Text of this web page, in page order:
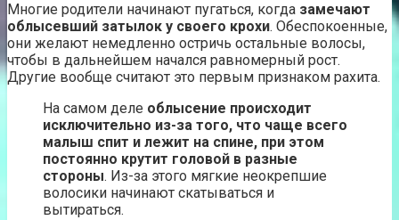
Многие родители начинают пугаться, когда замечают
облысевший затылок у своего крохи. Обеспокоенные,
они желают немедленно остричь остальные волосы,
чтобы в дальнейшем начался равномерный рост.
Другие вообще считают это первым признаком рахита.
На самом деле облысение происходит
исключительно из-за того, что чаще всего
малыш спит и лежит на спине, при этом
постоянно крутит головой в разные
стороны. Из-за этого мягкие неокрепшие
волосики начинают скатываться и
вытираться.